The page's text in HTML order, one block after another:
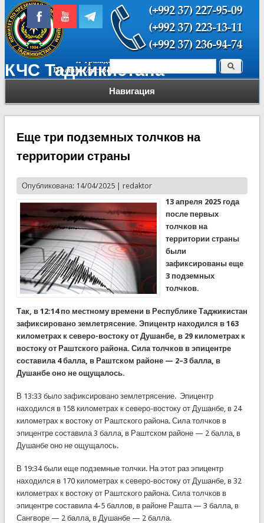
КЧС Таджикистана
Навигация
Форма поиска Поиск
Еще три подземных толчков на
территории страны
Опубликована: 14/04/2025 | redaktor
13 апреля 2025 года
после первых
толчков на
территории страны
были
зафиксированы еще
3 подземных
толчков.
Так, в 12:14 по местному времени в Республике Таджикистан
зафиксировано землетрясение. Эпицентр находился в 163
километрах к северо-востоку от Душанбе, в 29 километрах к
востоку от Раштского района. Сила толчков в эпицентре
составила 4 балла, в Раштском районе — 2–3 балла, в
Душанбе оно не ощущалось.
В 13:33 было зафиксировано землетрясение. Эпицентр
находился в 158 километрах к северо-востоку от Душанбе, в 24
километрах к востоку от Раштского района. Сила толчков в
эпицентре составила 3 ​​балла, в Раштском районе — 2 балла, в
Душанбе оно не ощущалось.
В 19:34 были еще подземные толчки. На этот раз эпицентр
находился в 170 километрах к северо-востоку от Душанбе, в 32
километрах к востоку от Раштского района. Сила толчков в
эпицентре составила 4-5 баллов, в районе Рашта — 3 балла, в
Сангворе — 2 балла, в Душанбе — 2 балла.